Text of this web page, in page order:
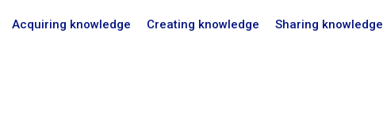
Acquiring knowledge Creating knowledge Sharing knowledge